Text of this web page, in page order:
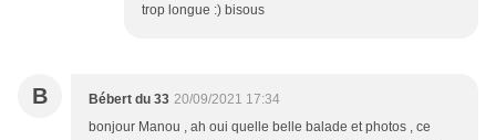
trop longue :) bisous
B Bébert du 33 20/09/2021 17:34
bonjour Manou , ah oui quelle belle balade et photos , ce